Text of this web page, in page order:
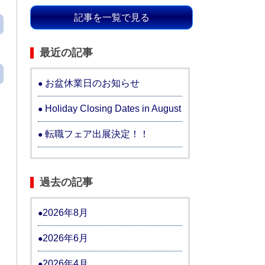
記事を一覧で見る
最近の記事
お盆休業日のお知らせ
Holiday Closing Dates in August
転職フェア出展決定！！
過去の記事
2026年8月
2026年6月